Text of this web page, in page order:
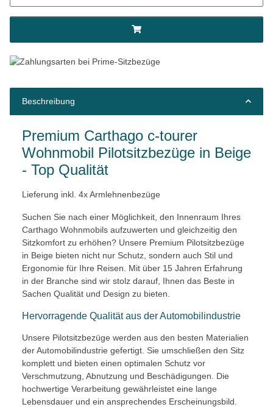
Beschreibung
Premium Carthago c-tourer
Wohnmobil Pilotsitzbezüge in Beige
- Top Qualität
Lieferung inkl. 4x Armlehnenbezüge
Suchen Sie nach einer Möglichkeit, den Innenraum Ihres
Carthago Wohnmobils aufzuwerten und gleichzeitig den
Sitzkomfort zu erhöhen? Unsere Premium Pilotsitzbezüge
in Beige bieten nicht nur Schutz, sondern auch Stil und
Ergonomie für Ihre Reisen. Mit über 15 Jahren Erfahrung
in der Branche sind wir stolz darauf, Ihnen das Beste in
Sachen Qualität und Design zu bieten.
Hervorragende Qualität aus der Automobilindustrie
Unsere Pilotsitzbezüge werden aus den besten Materialien
der Automobilindustrie gefertigt. Sie umschließen den Sitz
komplett und bieten einen optimalen Schutz vor
Verschmutzung, Abnutzung und Beschädigungen. Die
hochwertige Verarbeitung gewährleistet eine lange
Lebensdauer und ein ansprechendes Erscheinungsbild.